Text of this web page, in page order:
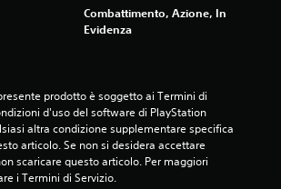
Combattimento, Azione, In
Evidenza
prodotto è soggetto ai Termini di
d'uso del software di PlayStation
altra condizione supplementare specifica
articolo. Se non si desidera accettare
scaricare questo articolo. Per maggiori
i Termini di Servizio.